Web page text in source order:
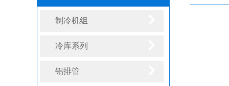
制冷机组
冷库系列
铝排管